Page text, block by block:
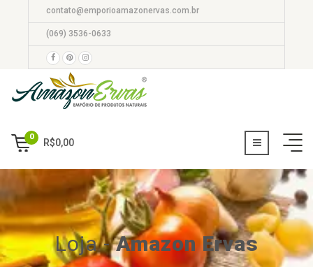
contato@emporioamazonervas.com.br
(069) 3536-0633
0
R$0,00
Loja -Amazon Ervas